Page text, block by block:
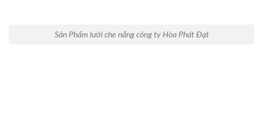
Sản Phẩm lưới che nắng công ty Hòa Phát Đạt